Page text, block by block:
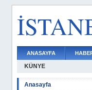
ANASAYFA
KÜNYE
Anasayfa